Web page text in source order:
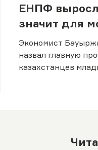
ЕНПФ
значит для
Экономист
назвал главную
казахстанцев